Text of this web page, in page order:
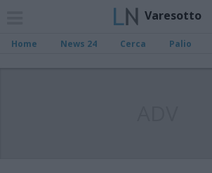
Varesotto
Home News 24 Cerca Palio